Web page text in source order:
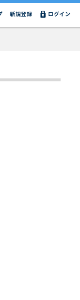
ログイン
新規登録